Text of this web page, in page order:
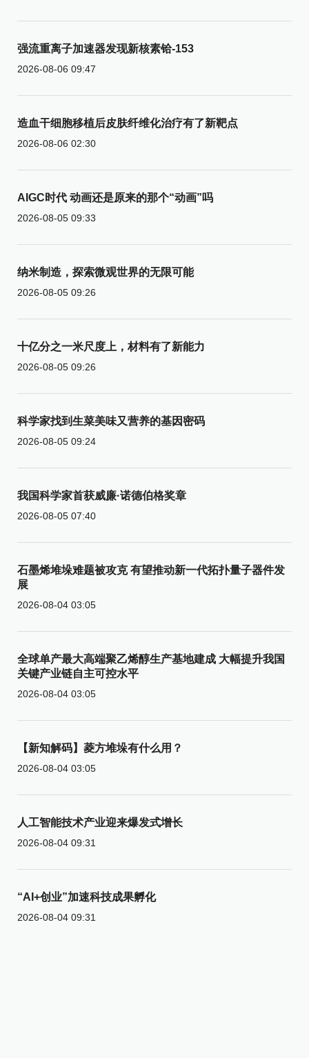
强流重离子加速器发现新核素铪-153
2026-08-06 09:47
造血干细胞移植后皮肤纤维化治疗有了新靶点
2026-08-06 02:30
AIGC时代 动画还是原来的那个“动画”吗
2026-08-05 09:33
纳米制造，探索微观世界的无限可能
2026-08-05 09:26
十亿分之一米尺度上，材料有了新能力
2026-08-05 09:26
科学家找到生菜美味又营养的基因密码
2026-08-05 09:24
我国科学家首获威廉·诺德伯格奖章
2026-08-05 07:40
石墨烯堆垛难题被攻克 有望推动新一代拓扑量子器件发
展
2026-08-04 03:05
全球单产最大高端聚乙烯醇生产基地建成 大幅提升我国
关键产业链自主可控水平
2026-08-04 03:05
【新知解码】菱方堆垛有什么用？
2026-08-04 03:05
人工智能技术产业迎来爆发式增长
2026-08-04 09:31
“AI+创业”加速科技成果孵化
2026-08-04 09:31